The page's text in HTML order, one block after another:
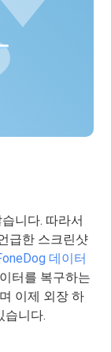
니다. 따라서
급한 스크린샷
데이터
터를 복구하는
이제 외장 하
습니다.